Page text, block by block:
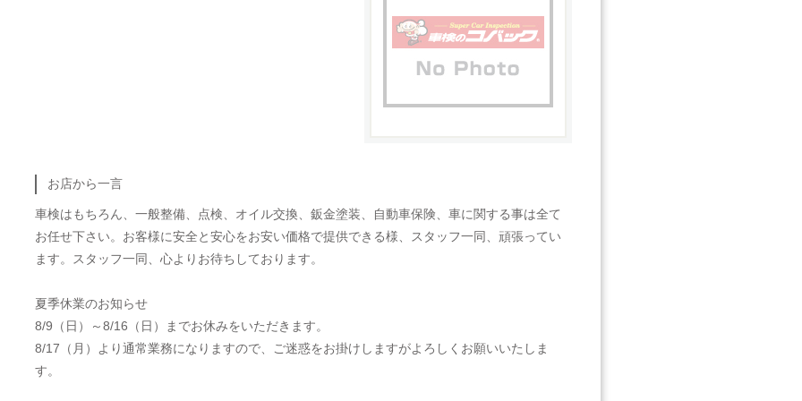
お店から一言
車検はもちろん、一般整備、点検、オイル交換、鈑金塗装、自動車保険、車に関する事は全て
お任せ下さい。お客様に安全と安心をお安い価格で提供できる様、スタッフ一同、頑張ってい
ます。スタッフ一同、心よりお待ちしております。
夏季休業のお知らせ
8/9（日）～8/16（日）までお休みをいただきます。
8/17（月）より通常業務になりますので、ご迷惑をお掛けしますがよろしくお願いいたしま
す。